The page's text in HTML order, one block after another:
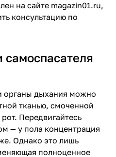
на сайте magazin01.ru,
консультацию по
самоспасателя
органы дыхания можно
тканью, смоченной
Передвигайтесь
— у пола концентрация
Однако это лишь
полноценное